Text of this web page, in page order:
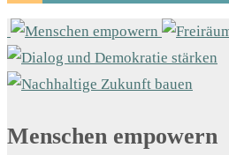
Menschen empowern